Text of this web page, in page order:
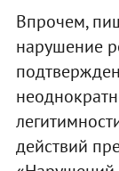
Впрочем,
нарушение
действий